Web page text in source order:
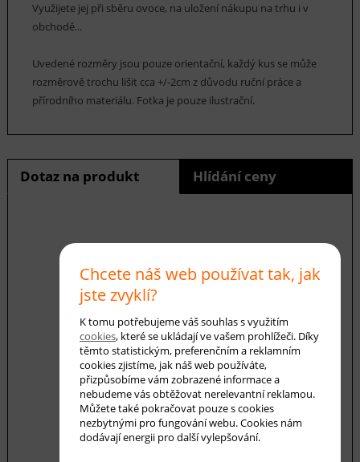
Využijete jej při sběru ovoce, na uložení nákupu na trhu i v
obchodě...
Uvedené rozměry jsou pouze orientační, každý kus se může
rozměrově trochu lišit cca +/-2cm z důvodu ruční práce a
přírodního materiálu. Fotka je pouze ilustrační.
Dotaz na produkt Hlídání ceny
Váš dotaz
Souhlasím se zásadami ochranyosobních
Chcete náš web používat tak, jak
jste zvyklí?
K tomu potřebujeme váš souhlas s využitím
cookies, které se ukládají ve vašem prohlížeči. Díky
těmto statistickým, preferenčním a reklamním
cookies zjistíme, jak náš web používáte,
přizpůsobíme vám zobrazené informace a
nebudeme vás obtěžovat nerelevantní reklamou.
Můžete také pokračovat pouze s cookies
nezbytnými pro fungování webu. Cookies nám
dodávají energii pro další vylepšování.